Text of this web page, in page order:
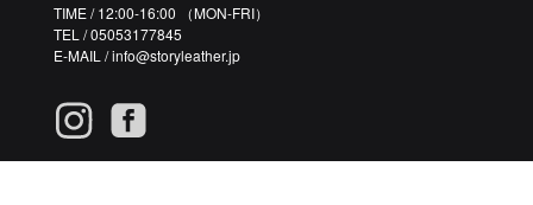
TIME / 12:00-16:00 （MON-FRI）
TEL / 05053177845
E-MAIL /info@storyleather.jp